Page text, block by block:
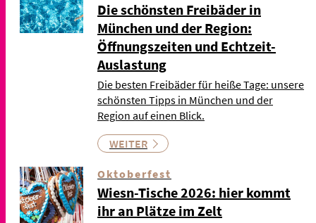
Die schönsten Freibäder in
München und der Region:
Öffnungszeiten und Echtzeit-
Auslastung
Die besten Freibäder für heiße Tage: unsere
schönsten Tipps in München und der
Region auf einen Blick.
WEITER
Oktoberfest
Wiesn-Tische 2026: hier kommt
ihr an Plätze im Zelt